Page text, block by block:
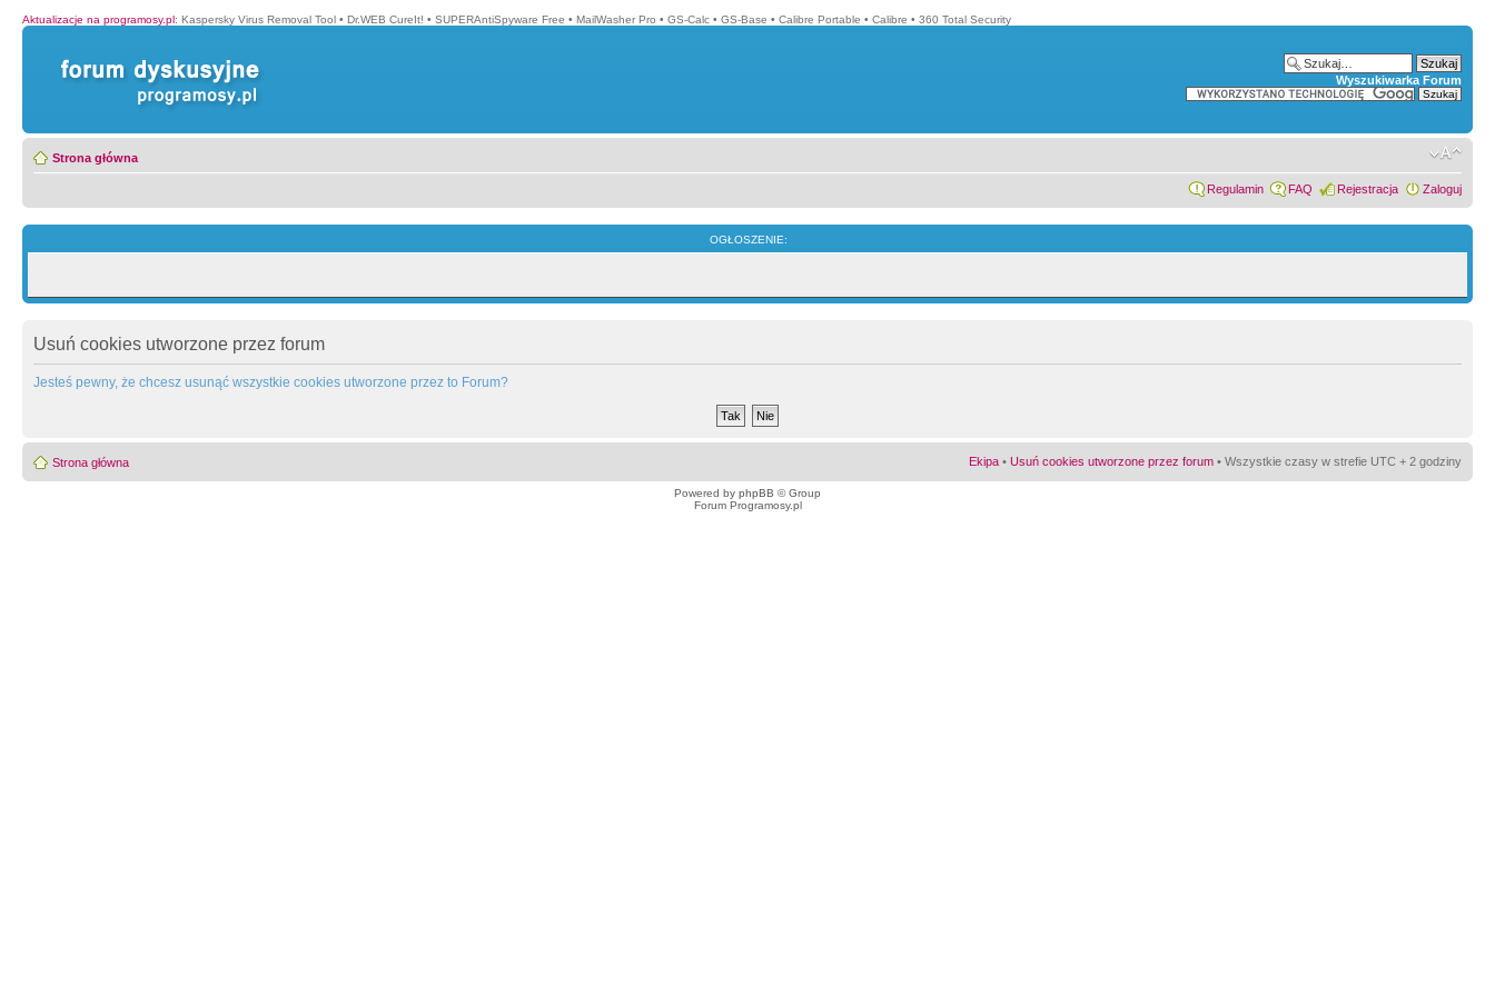
Aktualizacje na programosy.pl: Kaspersky Virus Removal Tool • Dr.WEB CureIt! • SUPERAntiSpyware Free • MailWasher Pro • GS-Calc • GS-Base • Calibre Portable • Calibre • 360 Total Security
Wyszukiwarka Forum
Strona główna
Regulamin FAQ Rejestracja Zaloguj
OGŁOSZENIE:
Usuń cookies utworzone przez forum
Jesteś pewny, że chcesz usunąć wszystkie cookies utworzone przez to Forum?
Strona główna Ekipa • Usuń cookies utworzone przez forum • Wszystkie czasy w strefie UTC + 2 godziny
Powered by phpBB © Group
Forum Programosy.pl